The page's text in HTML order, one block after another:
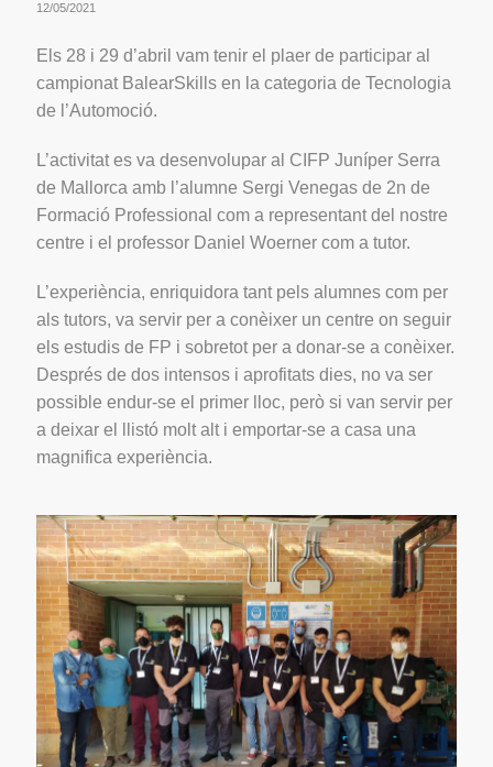
12/05/2021
Els 28 i 29 d’abril vam tenir el plaer de participar al
campionat BalearSkills en la categoria de Tecnologia
de l’Automoció.
L’activitat es va desenvolupar al CIFP Juníper Serra
de Mallorca amb l’alumne Sergi Venegas de 2n de
Formació Professional com a representant del nostre
centre i el professor Daniel Woerner com a tutor.
L’experiència, enriquidora tant pels alumnes com per
als tutors, va servir per a conèixer un centre on seguir
els estudis de FP i sobretot per a donar-se a conèixer.
Després de dos intensos i aprofitats dies, no va ser
possible endur-se el primer lloc, però si van servir per
a deixar el llistó molt alt i emportar-se a casa una
magnifica experiència.